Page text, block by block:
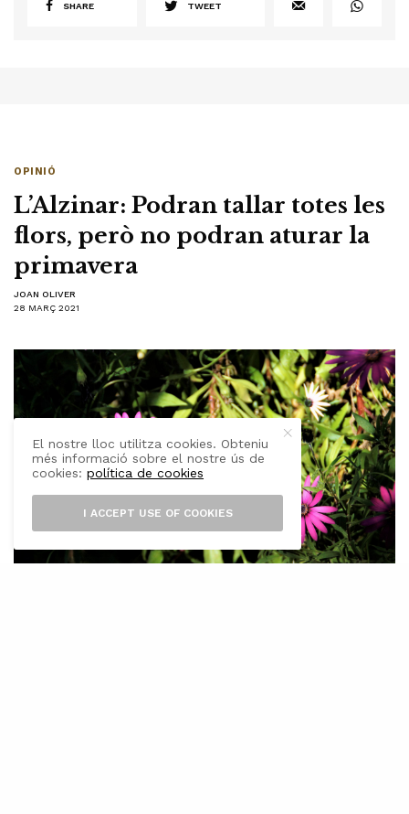
SHARE TWEET
OPINIÓ
L’Alzinar: Podran tallar totes les
flors, però no podran aturar la
primavera
JOAN OLIVER
28 MARÇ 2021
El nostre lloc utilitza cookies. Obteniu
més informació sobre el nostre ús de
cookies:política de cookies
I ACCEPT USE OF COOKIES